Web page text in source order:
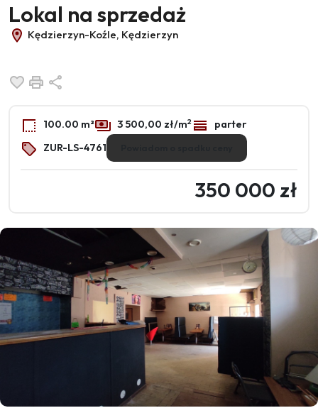
Lokal na sprzedaż
Kędzierzyn-Koźle, Kędzierzyn
Dodaj do ulubionych
Drukuj
100.00 m² 3 500,00 zł/m2
parter
ZUR-LS-4761
350 000 zł